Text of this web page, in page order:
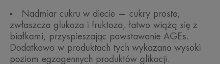
Nadmiar cukru w diecie — cukry proste,
zwłaszcza glukoza i fruktoza, łatwo wiążą się z
białkami, przyspieszając powstawanie AGEs.
Dodatkowo w produktach tych wykazano wysoki
poziom egzogennych produktów glikacji.